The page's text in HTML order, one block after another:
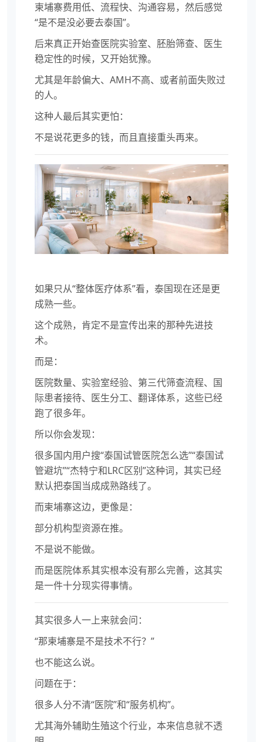
柬埔寨费用低、流程快、沟通容易，然后感觉
“是不是没必要去泰国”。
后来真正开始查医院实验室、胚胎筛查、医生
稳定性的时候，又开始犹豫。
尤其是年龄偏大、AMH不高、或者前面失败过
的人。
这种人最后其实更怕：
不是说花更多的钱，而且直接重头再来。
如果只从“整体医疗体系”看，泰国现在还是更
成熟一些。
这个成熟，肯定不是宣传出来的那种先进技
术。
而是：
医院数量、实验室经验、第三代筛查流程、国
际患者接待、医生分工、翻译体系，这些已经
跑了很多年。
所以你会发现：
很多国内用户搜“泰国试管医院怎么选”“泰国试
管避坑”“杰特宁和LRC区别”这种词，其实已经
默认把泰国当成成熟路线了。
而柬埔寨这边，更像是：
部分机构型资源在推。
不是说不能做。
而是医院体系其实根本没有那么完善，这其实
是一件十分现实得事情。
其实很多人一上来就会问：
“那柬埔寨是不是技术不行？”
也不能这么说。
问题在于：
很多人分不清“医院”和“服务机构”。
尤其海外辅助生殖这个行业，本来信息就不透